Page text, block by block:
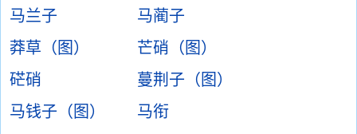
马兰子
马蔺子
莽草（图）
芒硝（图）
硭硝
蔓荆子（图）
马钱子（图）
马衔